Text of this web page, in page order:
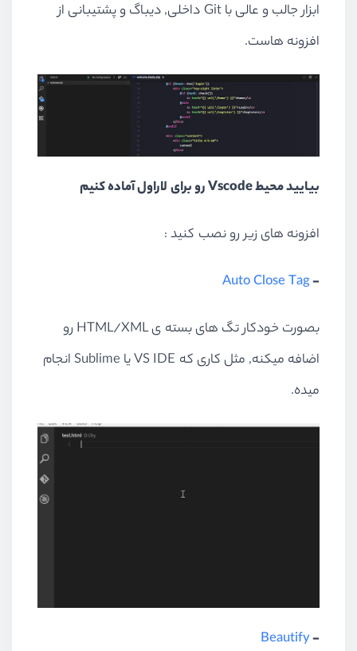
ابزار جالب و عالی با Git داخلی, دیباگ و پشتیبانی از
افزونه هاست.
بیایید محیط Vscode رو برای لاراول آماده کنیم
افزونه های زیر رو نصب کنید :
-
Auto Close Tag
بصورت خودکار تگ های بسته ی HTML/XML رو
اضافه میکنه, مثل کاری که VS IDE یا Sublime انجام
میده.
-
Beautify